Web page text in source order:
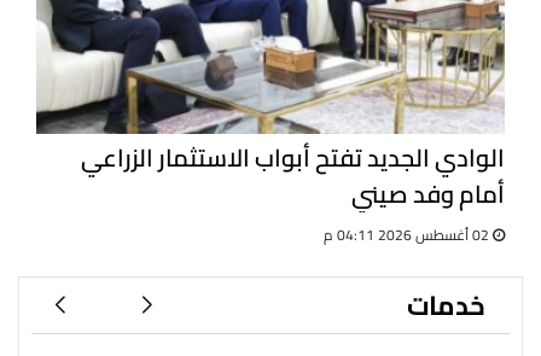
الوادي الجديد تفتح أبواب الاستثمار الزراعي
أمام وفد صيني
خدمات